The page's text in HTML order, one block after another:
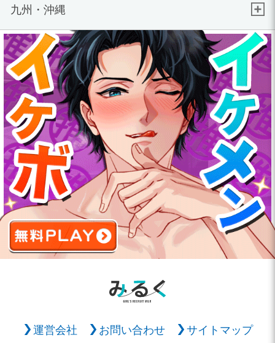
九州・沖縄
運営会社 お問い合わせ サイトマップ